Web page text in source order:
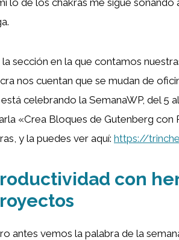
lo de los chakras me sigue
la sección en la que contamos
nos cuentan que se mudan de
celebrando la SemanaWP, del 5
«Crea Bloques de Gutenberg con
y la puedes ver aquí: https://
con
antes vemos la palabra de la